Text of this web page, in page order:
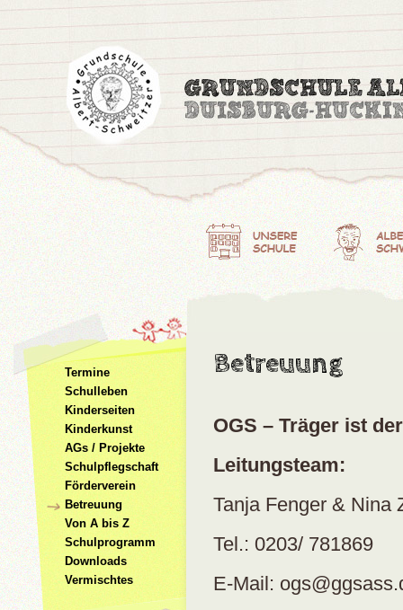
Termine
Schulleben
Kinderseiten
Kinderkunst
AGs / Projekte
Schulpflegschaft
Förderverein
Betreuung
Von A bis Z
Schulprogramm
Downloads
Vermischtes
Betreuung
OGS – Träger ist
Leitungsteam:
Tanja Fenger & Nina
Tel.: 0203/ 781869
E-Mail: